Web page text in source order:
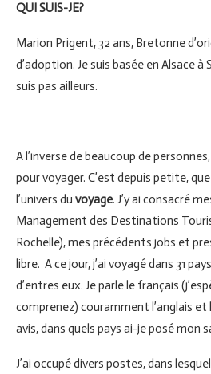
QUI SUIS-JE?
Marion Prigent, 32 ans, Bretonne
d’adoption. Je suis basée en Alsace
suis pas ailleurs.
A l’inverse de beaucoup de
pour voyager. C’est depuis petite,
l’univers du voyage. J’y ai consacré
Management des Destinations
Rochelle), mes précédents jobs et
libre. A ce jour, j’ai voyagé dans 31
d’entres eux. Je parle le français
comprenez) couramment l’anglais et
avis, dans quels pays ai-je posé mon
J’ai occupé divers postes, dans